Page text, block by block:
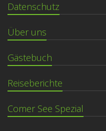
Datenschutz
Über uns
Gästebuch
Reiseberichte
Comer See Spezial